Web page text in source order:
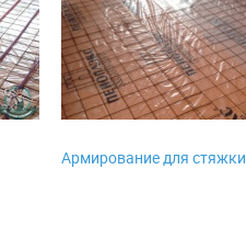
Армирование для стяжки